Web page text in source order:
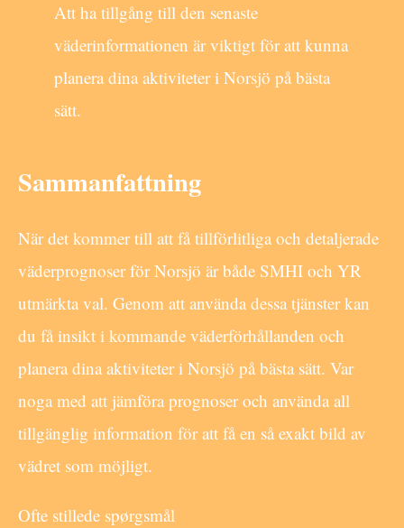
Att ha tillgång till den senaste
väderinformationen är viktigt för att kunna
planera dina aktiviteter i Norsjö på bästa
sätt.
Sammanfattning
När det kommer till att få tillförlitliga och detaljerade
väderprognoser för Norsjö är både SMHI och YR
utmärkta val. Genom att använda dessa tjänster kan
du få insikt i kommande väderförhållanden och
planera dina aktiviteter i Norsjö på bästa sätt. Var
noga med att jämföra prognoser och använda all
tillgänglig information för att få en så exakt bild av
vädret som möjligt.
Ofte stillede spørgsmål